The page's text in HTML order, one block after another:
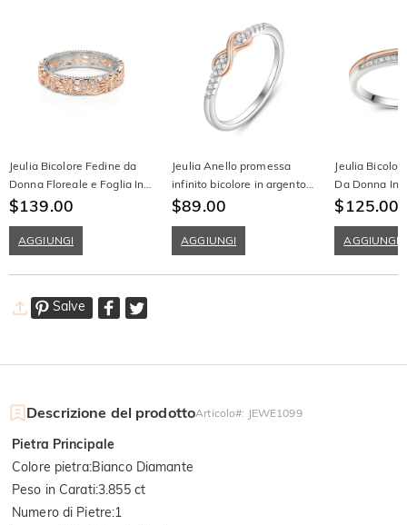
Jeulia Bicolore Fedine da
Donna Floreale e Foglia In
Argento Sterling
$139.00
AGGIUNGI
Jeulia Anello promessa
infinito bicolore in argento
sterling
$89.00
AGGIUNGI
Jeulia
Da Donna In
Sterling
$125.00
AGGIUNGI
Salve
Descrizione del prodottoArticolo#: JEWE1099
Pietra Principale
Colore pietra:Bianco Diamante
Peso in Carati:3.855 ct
Numero di Pietre:1